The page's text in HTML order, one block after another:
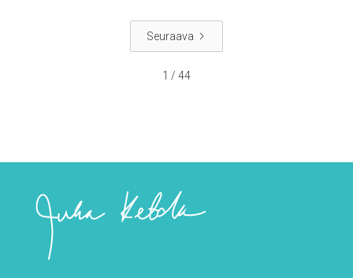
Seuraava
1 / 44